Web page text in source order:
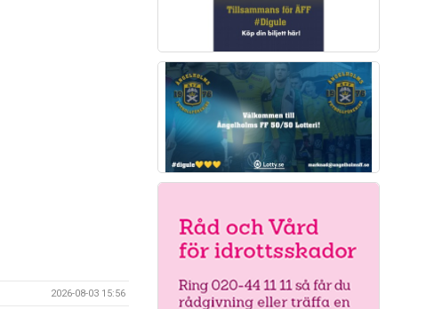
2026-08-03 15:56